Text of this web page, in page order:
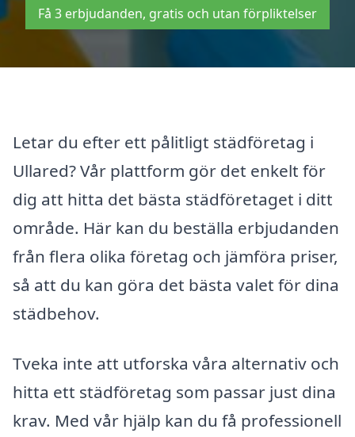
Få 3 erbjudanden, gratis och utan förpliktelser
Letar du efter ett pålitligt städföretag i
Ullared? Vår plattform gör det enkelt för
dig att hitta det bästa städföretaget i ditt
område. Här kan du beställa erbjudanden
från flera olika företag och jämföra priser,
så att du kan göra det bästa valet för dina
städbehov.
Tveka inte att utforska våra alternativ och
hitta ett städföretag som passar just dina
krav. Med vår hjälp kan du få professionell